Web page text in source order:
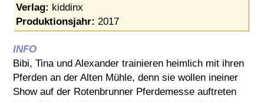
Verlag: kiddinx
Produktionsjahr: 2017
INFO
Bibi, Tina und Alexander trainieren heimlich mit ihren
Pferden an der Alten Mühle, denn sie wollen ineiner
Show auf der Rotenbrunner Pferdemesse auftreten